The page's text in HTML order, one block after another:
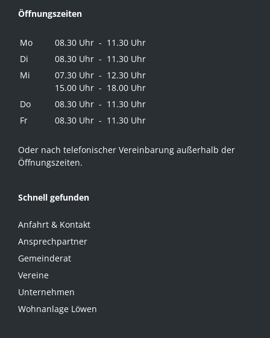
Öffnungszeiten
Mo
08.30 Uhr - 11.30 Uhr
Di
08.30 Uhr - 11.30 Uhr
Mi
07.30 Uhr - 12.30 Uhr
15.00 Uhr - 18.00 Uhr
Do
08.30 Uhr - 11.30 Uhr
Fr
08.30 Uhr - 11.30 Uhr
Oder nach telefonischer Vereinbarung außerhalb der
Öffnungszeiten.
Schnell gefunden
Anfahrt & Kontakt
Ansprechpartner
Gemeinderat
Vereine
Unternehmen
Wohnanlage Löwen